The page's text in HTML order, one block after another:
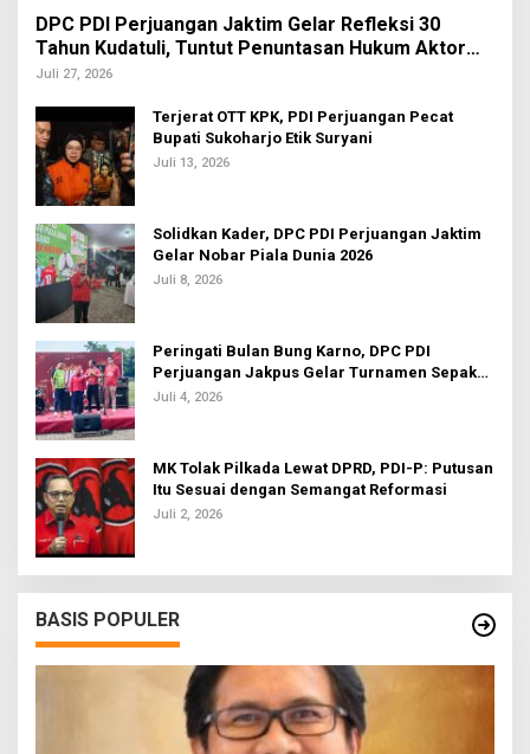
DPC PDI Perjuangan Jaktim Gelar Refleksi 30
Tahun Kudatuli, Tuntut Penuntasan Hukum Aktor
Intelektual
Juli 27, 2026
Terjerat OTT KPK, PDI Perjuangan Pecat
Bupati Sukoharjo Etik Suryani
Juli 13, 2026
Solidkan Kader, DPC PDI Perjuangan Jaktim
Gelar Nobar Piala Dunia 2026
Juli 8, 2026
Peringati Bulan Bung Karno, DPC PDI
Perjuangan Jakpus Gelar Turnamen Sepak
Bola U-20
Juli 4, 2026
MK Tolak Pilkada Lewat DPRD, PDI-P: Putusan
Itu Sesuai dengan Semangat Reformasi
Juli 2, 2026
BASIS POPULER